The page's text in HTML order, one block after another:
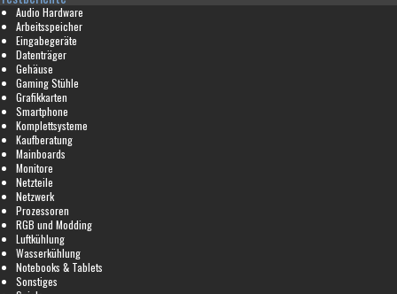
Audio Hardware
Arbeitsspeicher
Eingabegeräte
Datenträger
Gehäuse
Gaming Stühle
Grafikkarten
Smartphone
Komplettsysteme
Kaufberatung
Mainboards
Monitore
Netzteile
Netzwerk
Prozessoren
RGB und Modding
Luftkühlung
Wasserkühlung
Notebooks & Tablets
Sonstiges